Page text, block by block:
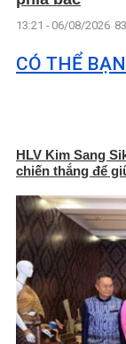
13:21 - 06/08/2026
CÓ THỂ
HLV Kim Sang
chiến thắng để